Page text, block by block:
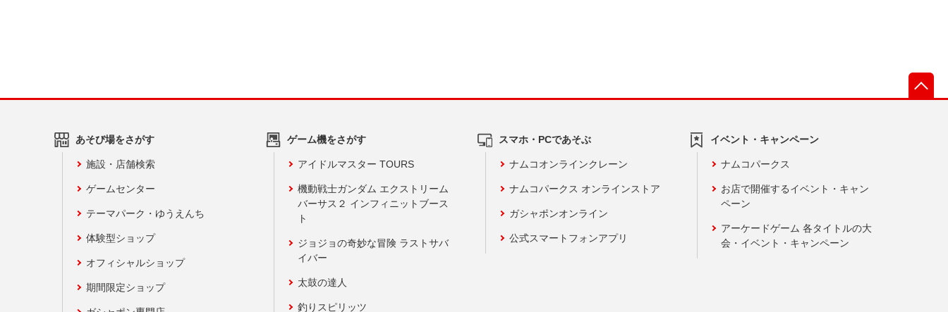
あそび場をさがす
施設・店舗検索
ゲームセンター
テーマパーク・ゆうえんち
体験型ショップ
オフィシャルショップ
期間限定ショップ
ゲーム機をさがす
アイドルマスター TOURS
機動戦士ガンダム エクストリーム
バーサス２ インフィニットブース
ト
ジョジョの奇妙な冒険 ラストサバ
イバー
太鼓の達人
釣りスピリッツ
スマホ・PCであそぶ
ナムコオンラインクレーン
ナムコパークス オンラインストア
ガシャポンオンライン
公式スマートフォンアプリ
イベント・キャンペーン
ナムコパークス
お店で開催するイベント・キャン
ペーン
アーケードゲーム 各タイトルの大
会・イベント・キャンペーン